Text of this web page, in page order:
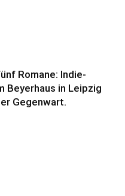
Romane: Indie-
Beyerhaus in Leipzig
Gegenwart.